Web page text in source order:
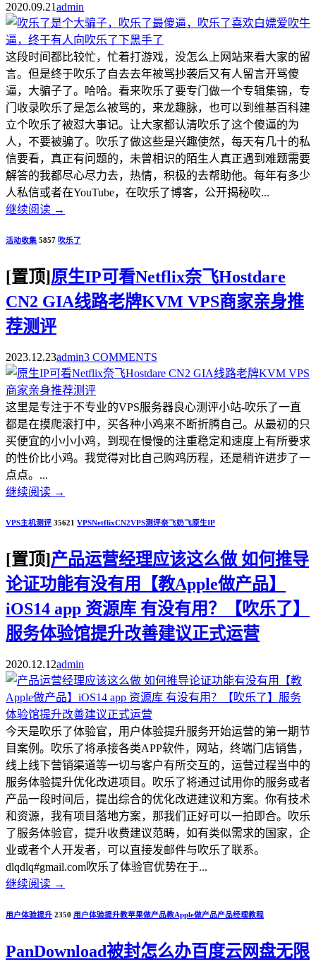
2020.09.21admin
这段时间都比较忙，忙着打游戏，没怎么上网站来看大家的留
言。但是终于吹乐了自去去年被骂抄袭后又有人留言开骂傻
逼，大骗子了。哈哈。看来吹乐了要专门做一个专辑集锦，专
门收录吹乐了是怎么被骂的，来龙趣脉，也可以到维基百科建
立个吹乐了被怼大事记。让大家都认清吹乐了这个傻逼的为
人，不要被骗了。吹乐了做这些是兴趣使然，每天有几十的私
信要看，真正有问题的，未曾相识的陌生人真正遇到难题需要
解答的我都尽心尽力去，热情，积极的去帮助他。每年有多少
人私信或者在YouTube，在吹乐了博客，公开揭秘吹...
继续阅读 →
活动收集 5857 吹乐了
[置顶]原生IP可看Netflix奈飞Hostdare
CN2 GIA线路老牌KVM VPS商家亲身推
荐测评
2023.12.23admin3 COMMENTS
这里是专注于不专业的VPS服务器良心测评小站-吹乐了一直
都是在摸爬滚打中，买各种小鸡来不断折腾自己。从最初的只
买便宜的小小小鸡，到现在慢慢的注重稳定和速度上有所要求
的性价比小鸡。我觉得对比自己购鸡历程，还是稍许进步了一
点点。...
继续阅读 →
VPS主机测评 35621 VPSNetflixCN2VPS测评奈飞奶飞原生IP
[置顶]产品运营经理应该这么做 如何推导
论证功能有没有用【教Apple做产品】
iOS14 app 资源库 有没有用？【吹乐了】
服务体验馆提升改善建议正式运营
2020.12.12admin
今天是吹乐了体验官，用户体验提升服务开始运营的第一期节
目案例。吹乐了将承接各类APP软件，网站，终端门店销售，
线上线下营销渠道等一切与客户有所交互的，运营过程当中的
服务体验提升优化改进项目。吹乐了将通过试用你的服务或者
产品一段时间后，提出综合的优化改进建议和方案。你有技术
和资源，我有项目落地方案，那我们正好可以一拍即合。吹乐
了服务体验官，提升收费建议范畴，如有类似需求的国家，企
业或者个人开发者，可以直接发邮件与吹乐了联系。
dlqdlq#gmail.com吹乐了体验官优势在于...
继续阅读 →
用户体验提升 2350 用户体验提升教苹果做产品教Apple做产品产品经理教程
PanDownload被封怎么办百度云网盘无限